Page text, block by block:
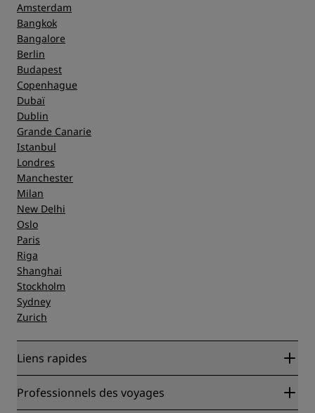
Amsterdam
Bangkok
Bangalore
Berlin
Budapest
Copenhague
Dubaï
Dublin
Grande Canarie
Istanbul
Londres
Manchester
Milan
New Delhi
Oslo
Paris
Riga
Shanghai
Stockholm
Sydney
Zurich
Liens rapides
Radisson Rewards
Professionnels des voyages